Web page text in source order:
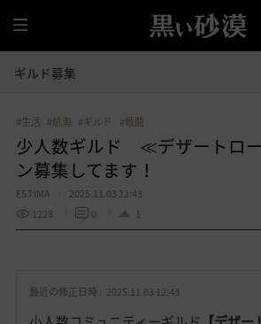
全
体
ギルド募集
#生活 #航海 #ギルド #戦闘
少人数ギルド ≪デザートロ
ン募集してます！
ESTIMA
2025.11.03 12:43
1228
0 1
最近の修正日時 : 2025.11.03 12:43